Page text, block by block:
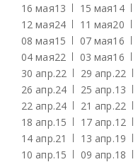
16 мая13 15 мая14
12 мая24 11 мая20
08 мая15 07 мая16
04 мая22 03 мая16
30 апр.22 29 апр.22
26 апр.24 25 апр.13
22 апр.24 21 апр.22
18 апр.15 17 апр.12
14 апр.21 13 апр.19
10 апр.15 09 апр.18